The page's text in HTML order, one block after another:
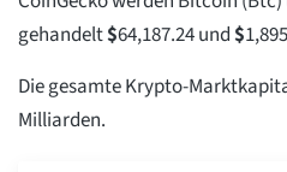
gehandelt$64,187.24und$
Die gesamte Krypto-
Milliarden.